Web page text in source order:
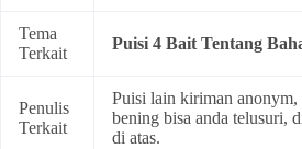
Tema
Terkait
Puisi 4 Bait Tentang
Penulis
Terkait
Puisi lain kiriman anonym,
bening bisa anda telusuri,
di atas.